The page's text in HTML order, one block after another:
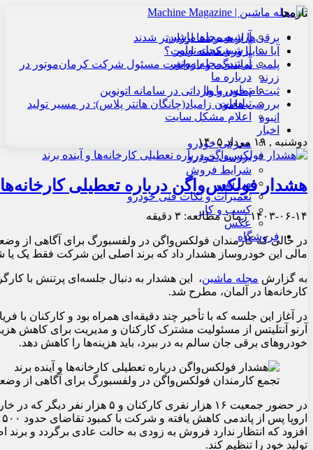
آرشیو مجله ماشین
آرشیو مجله نوآور
آرشیو مجله موتور
درباره ما
تماس با ما
تبلیغات
اعلام مشکل سایت
اخبار
معرفی خودرو
بررسی خودرو
شرایط فروش
ورزشی
تعمیرات و نکات فنی خودرو
کسب و کار
عکس
فروشگاه
تازه‌ها
برقی‌ها از هیبریدها ارزان‌تر شدند
آیا سایپا ورشکسته است؟
پلمب نمایندگی و بازداشت مسئول شرکت کرمان‌موتور در
زرند
ثبت‌نام خودرو وارداتی در سامانه اتونوین
بررسی هامون زامیاد(چانگان هانتر پلاس): در مسیر تولید
انبوه
دوشنبه , ۱۹ مرداد ۱۴۰۵
هشدار فولکس‌واگن درباره تعطیلی کارخانه‌ها
۱۴۰۳-۰۶-۱۴زمان مطالعه: ۳ دقیقه
در حالی که کارمندان فولکس‌واگن در ولفسبورگ برای آگاهی از
مالی این خودروساز هشدار داد که برند اصلی این شرکت فقط یک یا
به گزارش مجله ماشین، این هشدار به دنبال جلسه‌ای پرتنش با
کارخانه‌ها در آلمان، مطرح شد.
خودروهای برقی جان سالم به در ببرد، باید هزینه‌ها را کاهش دهد.
تجمع کارمندان فولکس‌واگن در ولفسبورگ برای آگاهی از
در حضور جمعیت ۱۶ هزار نفری
تولید خود را تنظیم کند.